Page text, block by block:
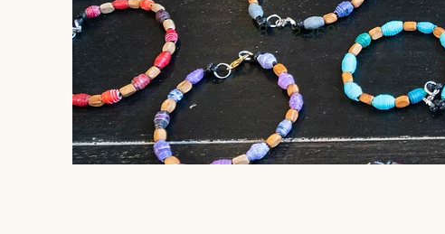
628 102 358